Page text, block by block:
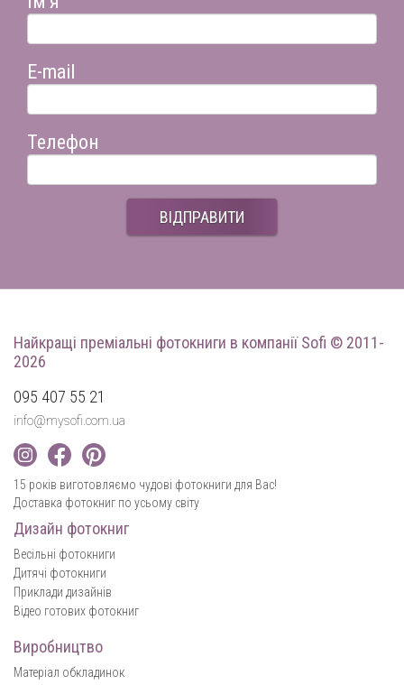
E-mail
Телефон
ВІДПРАВИТИ
Найкращі преміальні фотокниги в компанії Sofi © 2011-
2026
095 407 55 21
info@mysofi.com.ua
15 років виготовляємо чудові фотокниги для Вас!
Доставка фотокниг по усьому світу
Дизайн фотокниг
Весільні фотокниги
Дитячі фотокниги
Приклади дизайнів
Відео готових фотокниг
Виробництво
Матеріал обкладинок